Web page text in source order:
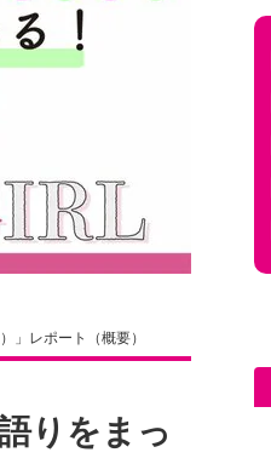
レポート（概要）
りをまっ